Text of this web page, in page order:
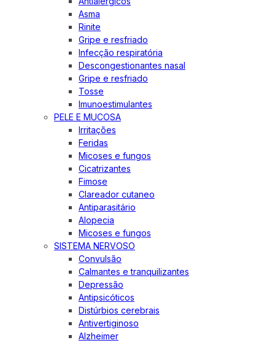
Asma
Rinite
Gripe e resfriado
Infecção respiratória
Descongestionantes nasal
Gripe e resfriado
Tosse
Imunoestimulantes
PELE E MUCOSA
Irritações
Feridas
Micoses e fungos
Cicatrizantes
Fimose
Clareador cutaneo
Antiparasitário
Alopecia
Micoses e fungos
SISTEMA NERVOSO
Convulsão
Calmantes e tranquilizantes
Depressão
Antipsicóticos
Distúrbios cerebrais
Antivertiginoso
Alzheimer